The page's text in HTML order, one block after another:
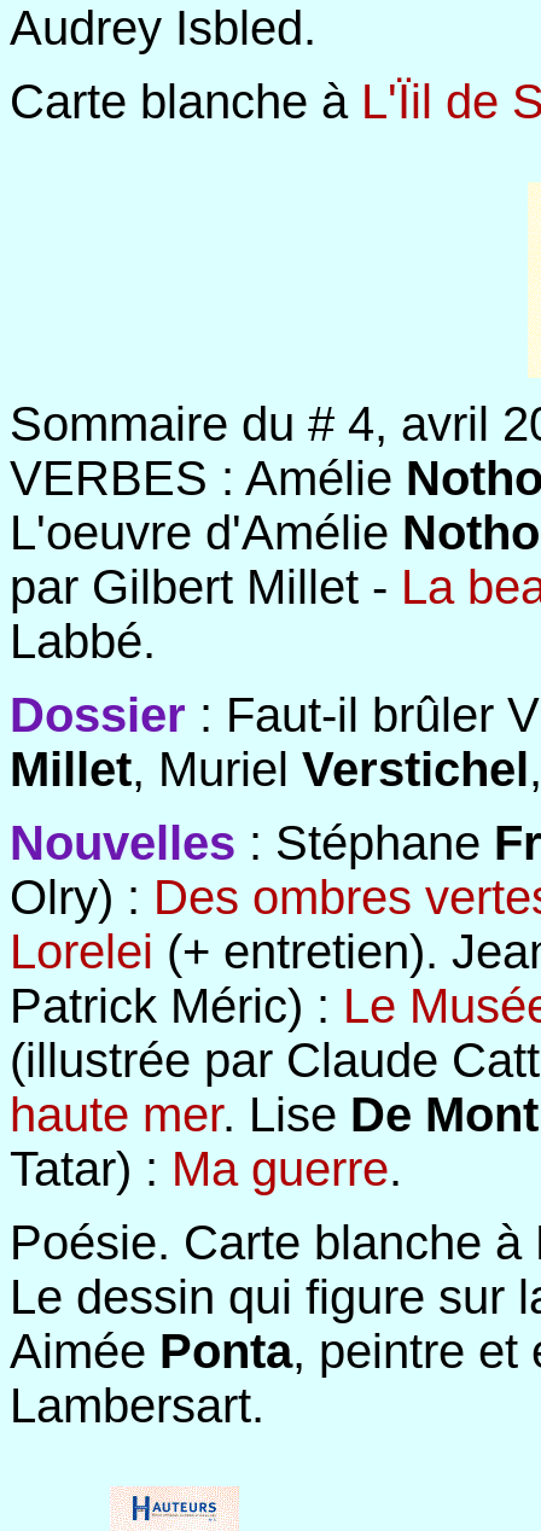
Audrey Isbled.
Carte blanche à L'Ïil de
Sommaire du # 4, avril
VERBES : Amélie
L'oeuvre d'Amélie
par Gilbert Millet - La
Labbé.
Dossier : Faut-il brûler
Millet, Muriel Verstichel
Nouvelles : Stéphane
Olry) : Des ombres
Lorelei (+ entretien).
Patrick Méric) : Le
(illustrée par Claude
haute mer. Lise De
Tatar) : Ma guerre.
Poésie. Carte blanche
Le dessin qui figure sur
Aimée Ponta, peintre et
Lambersart.